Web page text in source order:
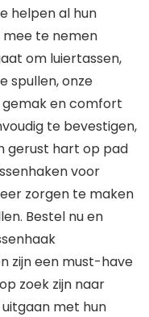
helpen al hun
mee te nemen
om luiertassen,
spullen, onze
en comfort
te bevestigen,
gerust hart op pad
voor
zorgen te maken
Bestel nu en
zijn een must-have
zoek zijn naar
met hun